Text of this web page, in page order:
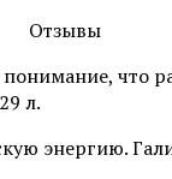
Отзывы
что
л.
энергию.